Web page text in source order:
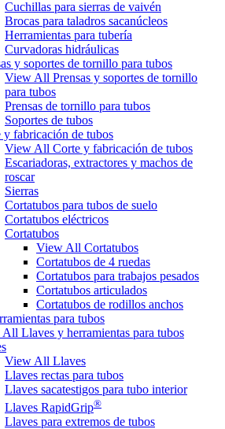
Cuchillas para sierras de vaivén
Brocas para taladros sacanúcleos
Herramientas para tubería
Curvadoras hidráulicas
y soportes de tornillo para tubos
View All Prensas y soportes de tornillo
para tubos
Prensas de tornillo para tubos
Soportes de tubos
y fabricación de tubos
View All Corte y fabricación de tubos
Escariadoras, extractores y machos de
roscar
Sierras
Cortatubos para tubos de suelo
Cortatubos eléctricos
Cortatubos
View All Cortatubos
Cortatubos de 4 ruedas
Cortatubos para trabajos pesados
Cortatubos articulados
Cortatubos de rodillos anchos
para tubos
Llaves y herramientas para tubos
View All Llaves
Llaves rectas para tubos
Llaves sacatestigos para tubo interior
Llaves RapidGrip®
Llaves para extremos de tubos